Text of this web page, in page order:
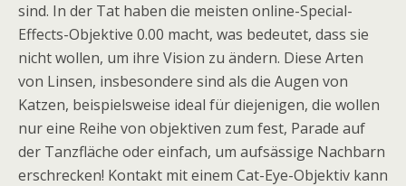
sind. In der Tat haben die meisten online-Special-
Effects-Objektive 0.00 macht, was bedeutet, dass sie
nicht wollen, um ihre Vision zu ändern. Diese Arten
von Linsen, insbesondere sind als die Augen von
Katzen, beispielsweise ideal für diejenigen, die wollen
nur eine Reihe von objektiven zum fest, Parade auf
der Tanzfläche oder einfach, um aufsässige Nachbarn
erschrecken! Kontakt mit einem Cat-Eye-Objektiv kann